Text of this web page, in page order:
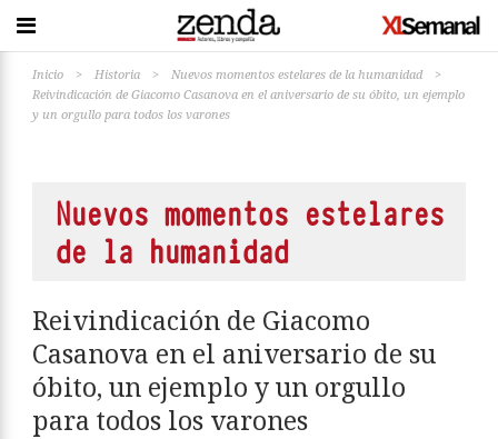
Inicio > Historia > Nuevos momentos estelares de la humanidad
>
Reivindicación de Giacomo Casanova en el aniversario de su óbito, un ejemplo
y un orgullo para todos los varones
Nuevos momentos estelares
de la humanidad
Reivindicación de Giacomo
Casanova en el aniversario de su
óbito, un ejemplo y un orgullo
para todos los varones